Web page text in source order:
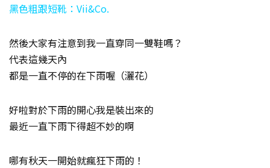
黑色粗跟短靴：Vii&Co.
然後大家有注意到我一直穿同一雙鞋嗎？
代表這幾天內
都是一直不停的在下雨喔（灑花）
好啦對於下雨的開心我是裝出來的
最近一直下雨下得超不妙的啊
哪有秋天一開始就瘋狂下雨的！